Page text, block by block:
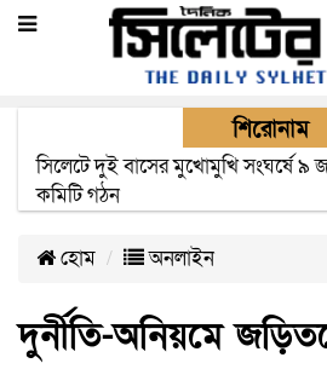
শিরোনাম
সিলেটে সড়ক দুর্ঘটনায় নিহতদের
সরকারি অনুদান
হোম অনলাইন
দুর্নীতি-অনিয়মে